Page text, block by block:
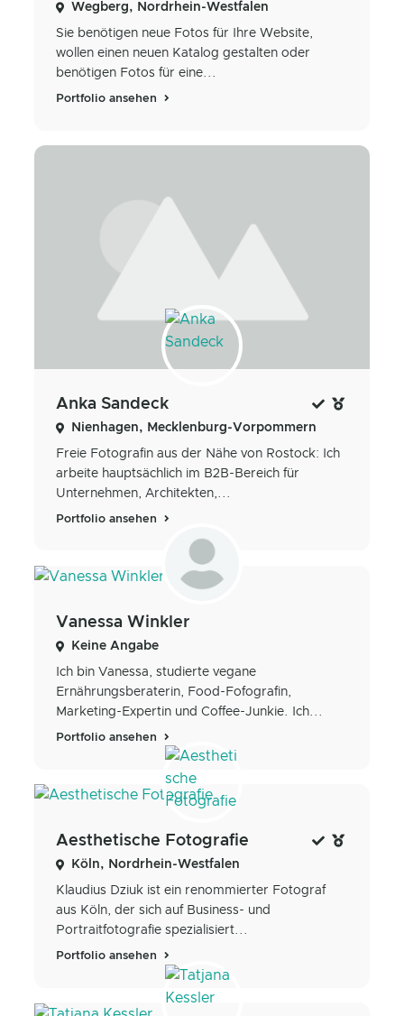
Wegberg, Nordrhein-Westfalen
Sie benötigen neue Fotos für Ihre Website,
wollen einen neuen Katalog gestalten oder
benötigen Fotos für eine...
Portfolio ansehen
Anka Sandeck
Nienhagen, Mecklenburg-Vorpommern
Freie Fotografin aus der Nähe von Rostock: Ich
arbeite hauptsächlich im B2B-Bereich für
Unternehmen, Architekten,...
Portfolio ansehen
Vanessa Winkler
Keine Angabe
Ich bin Vanessa, studierte vegane
Ernährungsberaterin, Food-Fofografin,
Marketing-Expertin und Coffee-Junkie. Ich...
Portfolio ansehen
Aesthetische Fotografie
Köln, Nordrhein-Westfalen
Klaudius Dziuk ist ein renommierter Fotograf
aus Köln, der sich auf Business- und
Portraitfotografie spezialisiert...
Portfolio ansehen